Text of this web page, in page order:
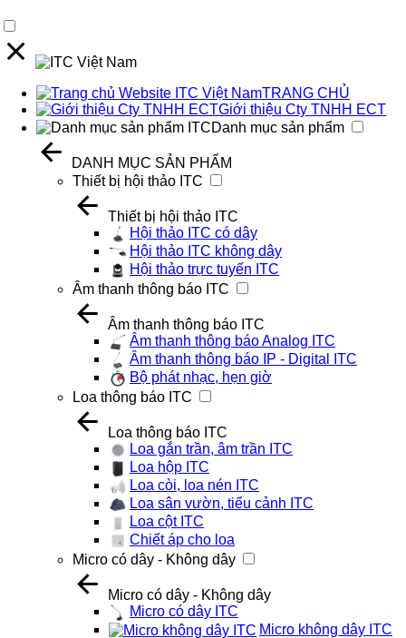
TRANG CHỦ
Giới thiệu Cty TNHH ECT
Danh mục sản phẩm
DANH MỤC SẢN PHẨM
Thiết bị hội thảo ITC
Thiết bị hội thảo ITC
Hội thảo ITC có dây
Hội thảo ITC không dây
Hội thảo trực tuyến ITC
Âm thanh thông báo ITC
Âm thanh thông báo ITC
Âm thanh thông báo Analog ITC
Âm thanh thông báo IP - Digital ITC
Bộ phát nhạc, hẹn giờ
Loa thông báo ITC
Loa thông báo ITC
Loa gắn trần, âm trần ITC
Loa hộp ITC
Loa còi, loa nén ITC
Loa sân vườn, tiểu cảnh ITC
Loa cột ITC
Chiết áp cho loa
Micro có dây - Không dây
Micro có dây - Không dây
Micro có dây ITC
Micro không dây ITC